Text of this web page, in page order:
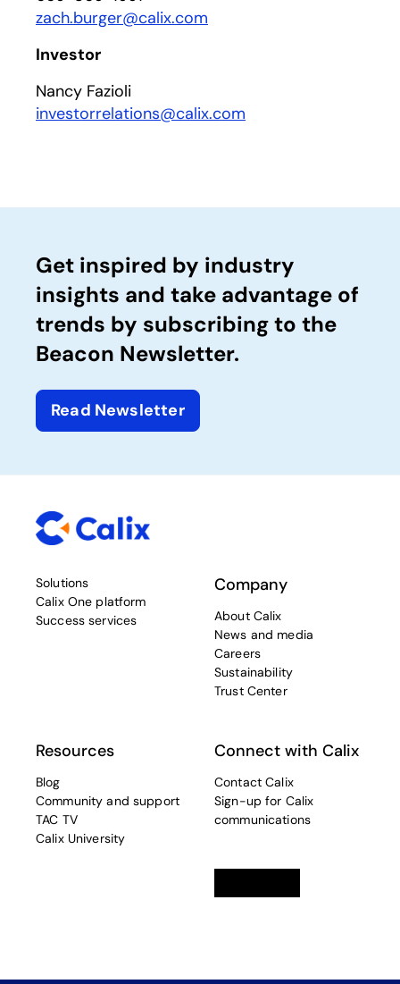
zach.burger@calix.com
Investor
Nancy Fazioli
investorrelations@calix.com
Get inspired by industry
insights and take advantage of
trends by subscribing to the
Beacon Newsletter.
Read Newsletter
Solutions
Calix One platform
Success services
Company
About Calix
News and media
Careers
Sustainability
Trust Center
Resources
Blog
Community and support
TAC TV
Calix University
Connect with Calix
Contact Calix
Sign-up for Calix
communications